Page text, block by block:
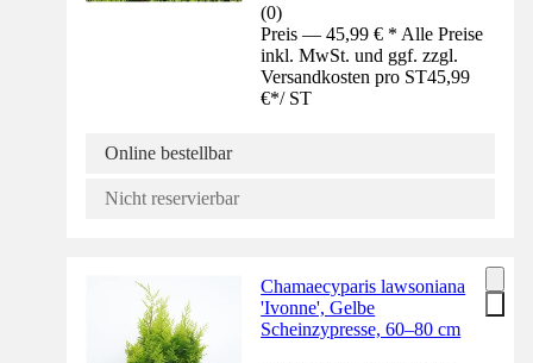
(0)
Preis — 45,99 € * Alle Preise
inkl. MwSt. und ggf. zzgl.
Versandkosten pro ST45,99
€*/ ST
Online bestellbar
Nicht reservierbar
Chamaecyparis lawsoniana
'Ivonne', Gelbe
Scheinzypresse, 60–80 cm